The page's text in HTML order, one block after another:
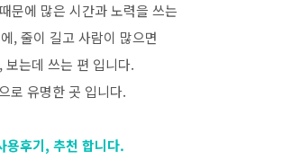
문에 많은 시간과 노력을 쓰는
, 줄이 길고 사람이 많으면
보는데 쓰는 편 입니다.
로 유명한 곳 입니다.
용후기, 추천 합니다.